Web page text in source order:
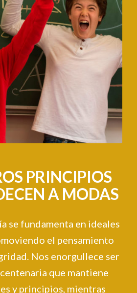
PRINCIPIOS
A MODAS
se fundamenta en ideales
el pensamiento
Nos enorgullece ser
que mantiene
y principios, mientras